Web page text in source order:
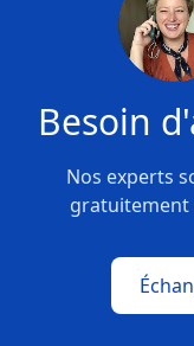
Besoin
Nos experts
gratuitement